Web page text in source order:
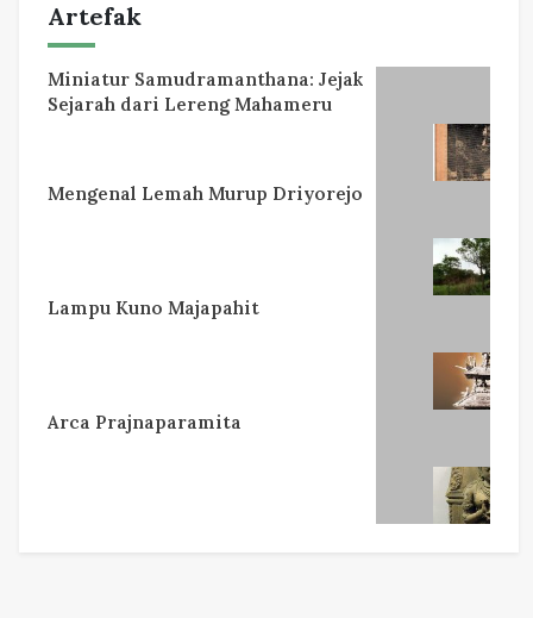
Artefak
Miniatur Samudramanthana: Jejak
Sejarah dari Lereng Mahameru
Mengenal Lemah Murup Driyorejo
Lampu Kuno Majapahit
Arca Prajnaparamita